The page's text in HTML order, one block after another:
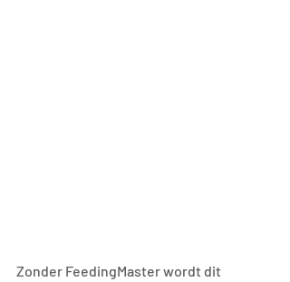
Zonder FeedingMaster wordt dit